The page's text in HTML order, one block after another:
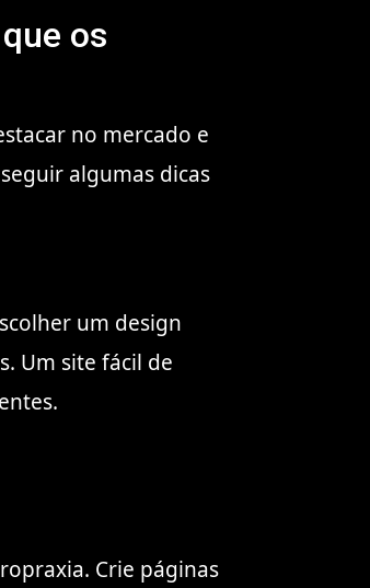
os
no mercado e
algumas dicas
um design
Um site fácil de
Crie páginas